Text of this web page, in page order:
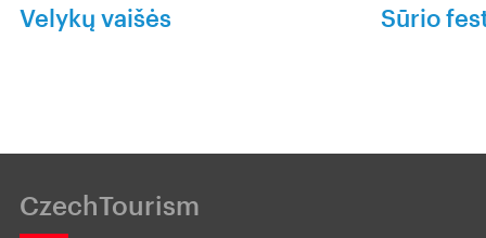
Velykų vaišės Sūrio
CzechTourism